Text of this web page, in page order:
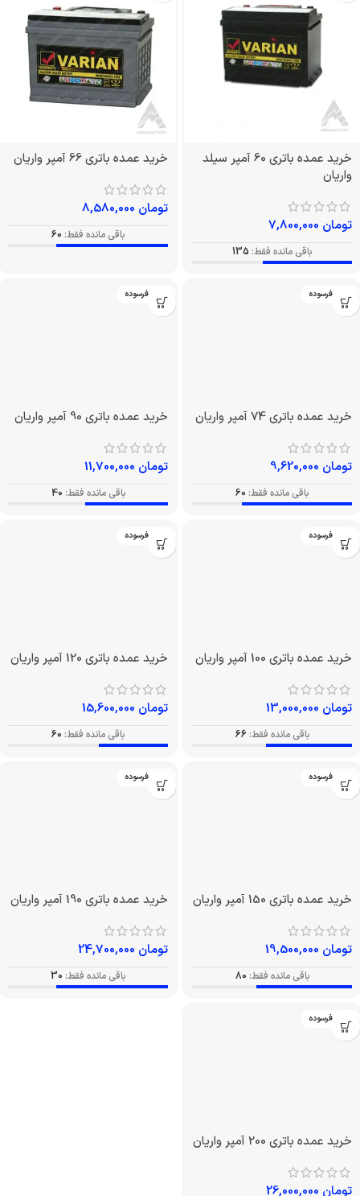
خرید عمده باتری 60 آمپر سیلد
واریان
تومان
باقی مانده فقط: 135
خرید عمده باتری 66 آمپر واریان
تومان
باقی مانده فقط: 60
بدون فرسوده
خرید عمده باتری 74 آمپر واریان
تومان
باقی مانده فقط: 60
بدون فرسوده
خرید عمده باتری 90 آمپر واریان
تومان
باقی مانده فقط: 40
بدون فرسوده
خرید عمده باتری 100 آمپر واریان
تومان
باقی مانده فقط: 66
بدون فرسوده
خرید عمده باتری 120 آمپر واریان
تومان
باقی مانده فقط: 60
بدون فرسوده
خرید عمده باتری 150 آمپر واریان
تومان
باقی مانده فقط: 80
بدون فرسوده
خرید عمده باتری 190 آمپر واریان
تومان
باقی مانده فقط: 30
بدون فرسوده
خرید عمده باتری 200 آمپر واریان
تومان